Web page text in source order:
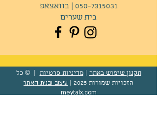
050-7315031
|בוואצאפ
בית שערים
תקנון שימוש באתר|מדיניות פרטיות|
© כל
הזכויות שמורות 2025 |
עיצוב ובנית האתר
meytalx.com